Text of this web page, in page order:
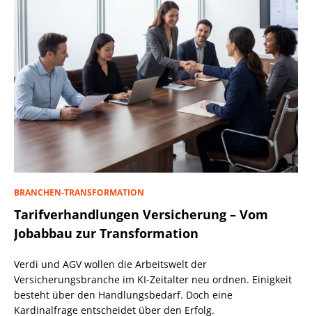
BRANCHEN-TRANSFORMATION
Tarifverhandlungen Versicherung – Vom
Jobabbau zur Transformation
Verdi und AGV wollen die Arbeitswelt der
Versicherungsbranche im KI-Zeitalter neu ordnen. Einigkeit
besteht über den Handlungsbedarf. Doch eine
Kardinalfrage entscheidet über den Erfolg.